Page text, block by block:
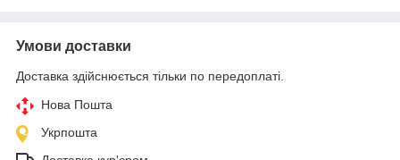
Умови доставки
Доставка здійснюється тільки по передоплаті.
Нова Пошта
Укрпошта